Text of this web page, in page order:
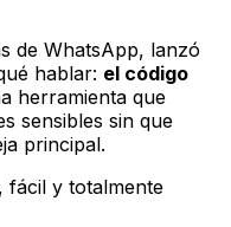
de WhatsApp, lanzó
hablar: el código
herramienta que
sensibles sin que
principal.
fácil y totalmente